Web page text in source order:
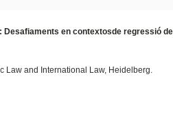
Desafiaments en contextosde regressió
Law and International Law, Heidelberg.